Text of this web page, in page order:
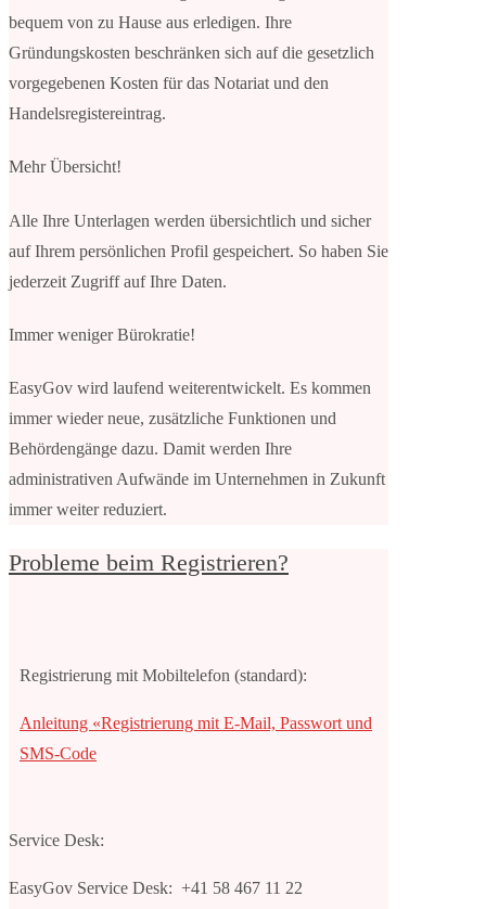
bequem von zu Hause aus erledigen. Ihre
Gründungskosten beschränken sich auf die gesetzlich
vorgegebenen Kosten für das Notariat und den
Handelsregistereintrag.
Mehr Übersicht!
Alle Ihre Unterlagen werden übersichtlich und sicher
auf Ihrem persönlichen Profil gespeichert. So haben Sie
jederzeit Zugriff auf Ihre Daten.
Immer weniger Bürokratie!
EasyGov wird laufend weiterentwickelt. Es kommen
immer wieder neue, zusätzliche Funktionen und
Behördengänge dazu. Damit werden Ihre
administrativen Aufwände im Unternehmen in Zukunft
immer weiter reduziert.
Probleme beim Registrieren?
Registrierung mit Mobiltelefon (standard):
Anleitung «Registrierung mit E-Mail, Passwort und
SMS-Code
Service Desk:
EasyGov Service Desk: +41 58 467 11 22